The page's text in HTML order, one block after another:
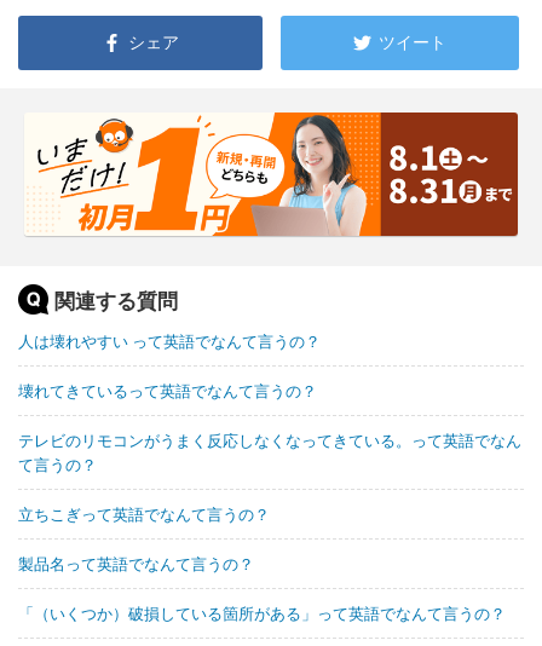
シェア ツイート
関連する質問
人は壊れやすい って英語でなんて言うの？
壊れてきているって英語でなんて言うの？
テレビのリモコンがうまく反応しなくなってきている。って英語でなん
て言うの？
立ちこぎって英語でなんて言うの？
製品名って英語でなんて言うの？
「（いくつか）破損している箇所がある」って英語でなんて言うの？